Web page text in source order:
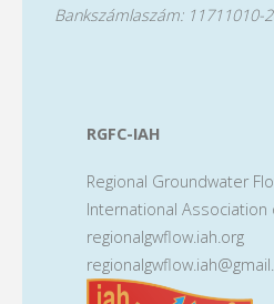
Bankszámlaszám: 11711010-
RGFC-IAH
Regional Groundwater
International
regionalgwflow.iah.org